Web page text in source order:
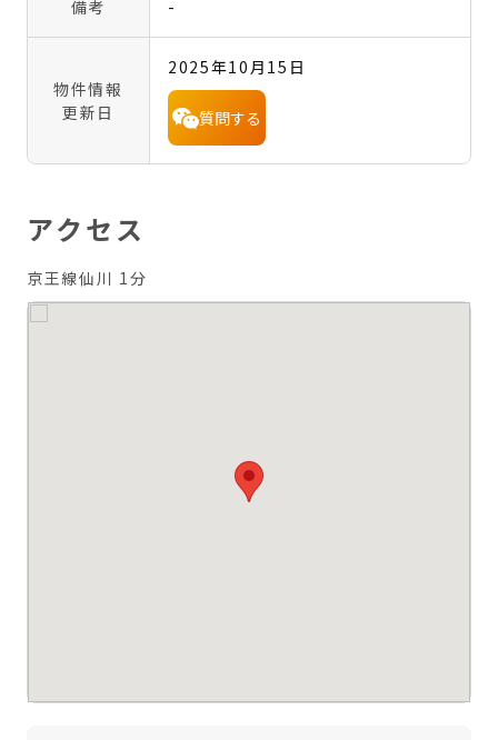
備考 -
物件情報
更新日
2025年10月15日
質問する
アクセス
京王線仙川 1分